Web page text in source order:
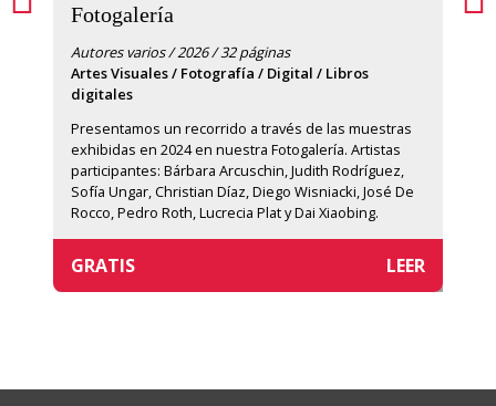
Fotogalería
Autores varios / 2026 / 32 páginas
Artes Visuales / Fotografía / Digital / Libros
digitales
Presentamos un recorrido a través de las muestras
exhibidas en 2024 en nuestra Fotogalería. Artistas
participantes: Bárbara Arcuschin, Judith Rodríguez,
Sofía Ungar, Christian Díaz, Diego Wisniacki, José De
Rocco, Pedro Roth, Lucrecia Plat y Dai Xiaobing.
GRATIS LEER